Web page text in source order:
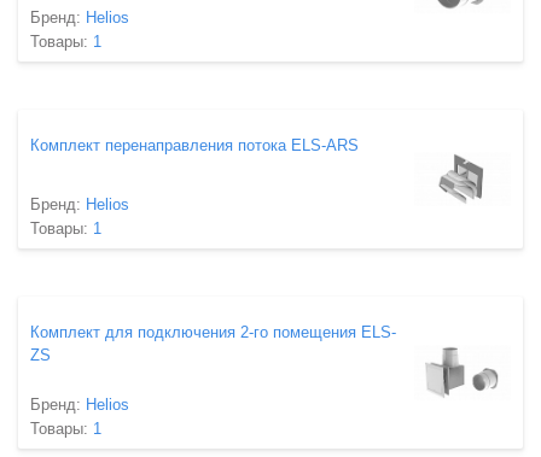
Бренд: Helios
Товары: 1
Комплект перенаправления потока ELS-ARS
Бренд: Helios
Товары: 1
Комплект для подключения 2-го помещения ELS-
ZS
Бренд: Helios
Товары: 1